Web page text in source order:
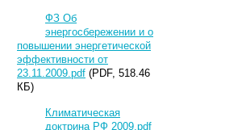
ФЗ Об
энергосбережении и о
повышении энергетической
эффективности от
23.11.2009.pdf (PDF, 518.46
КБ)
Климатическая
доктрина РФ 2009.pdf